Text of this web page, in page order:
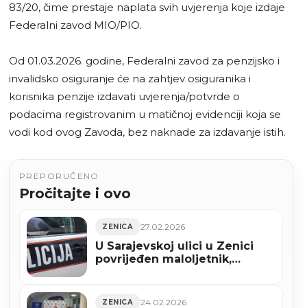
83/20, čime prestaje naplata svih uvjerenja koje izdaje
Federalni zavod MIO/PIO.
Od 01.03.2026. godine, Federalni zavod za penzijsko i
invalidsko osiguranje će na zahtjev osiguranika i
korisnika penzije izdavati uvjerenja/potvrde o
podacima registrovanim u matičnoj evidenciji koja se
vodi kod ovog Zavoda, bez naknade za izdavanje istih.
PREPORUČENO
Pročitajte i ovo
ZENICA 27.02.2026
U Sarajevskoj ulici u Zenici
povrijeđen maloljetnik,
ZENICA 24.02.2026